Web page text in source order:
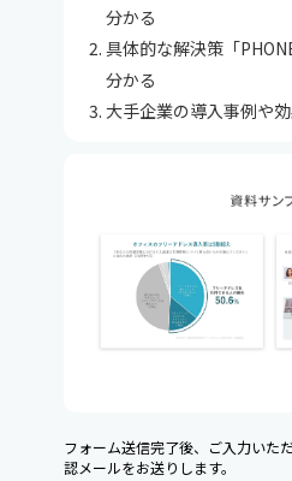
分かる
具体的な解決策「
分かる
大手企業の導入事例や
フォーム送信完了後、ご入力いた
認メールをお送りします。